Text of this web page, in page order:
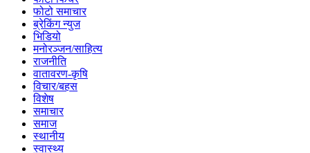
फोटो समाचार
ब्रेकिंग न्युज
भिडियो
मनोरञ्जन/साहित्य
राजनीति
वातावरण-कृषि
विचार/बहस
विशेष
समाचार
समाज
स्थानीय
स्वास्थ्य